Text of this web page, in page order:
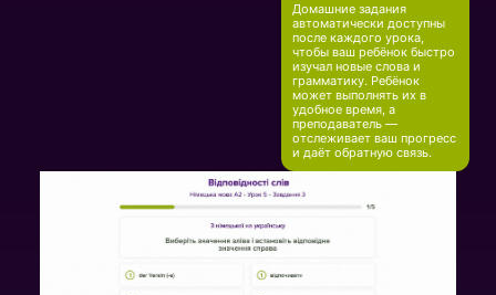
Домашние задания
автоматически доступны
после каждого урока,
чтобы ваш ребёнок быстро
изучал новые слова и
грамматику. Ребёнок
может выполнять их в
удобное время, а
преподаватель —
отслеживает ваш прогресс
и даёт обратную связь.